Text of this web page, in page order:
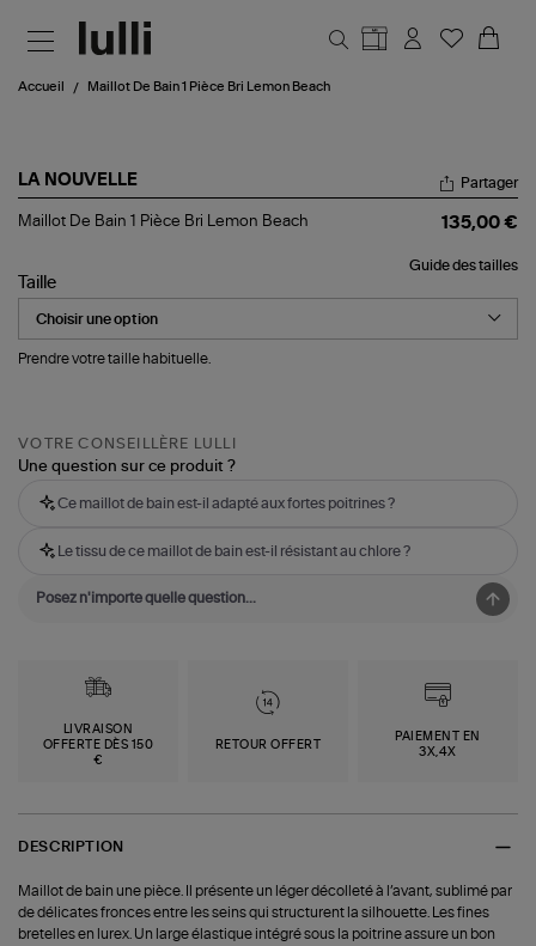
Accueil Maillot De Bain 1 Pièce Bri Lemon Beach
LA NOUVELLE
Maillot
1
Pièce
Bri
Beach
Partager
Maillot De Bain 1 Pièce Bri Lemon Beach 135,00 €
Guide des tailles
Taille
Prendre votre taille habituelle.
VOTRE CONSEILLÈRE LULLI
Une question sur ce produit ?
Ce maillot de bain est-il adapté aux fortes poitrines ?
Le tissu de ce maillot de bain est-il résistant au chlore ?
LIVRAISON
OFFERTE DÈS 150
€
RETOUR OFFERT
PAIEMENT EN
3X,4X
DESCRIPTION
Maillot de bain une pièce. Il présente un léger décolleté à l’avant, sublimé par
de délicates fronces entre les seins qui structurent la silhouette. Les fines
bretelles en lurex. Un large élastique intégré sous la poitrine assure un bon